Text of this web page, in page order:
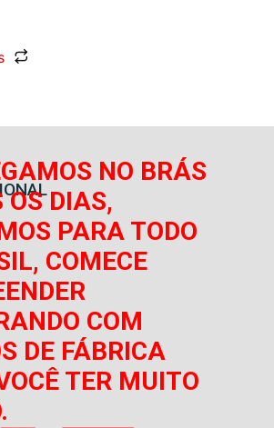
NO BRÁS
OS DIAS,
PARA TODO
COMECE
COM
DE FÁBRICA
TER MUITO